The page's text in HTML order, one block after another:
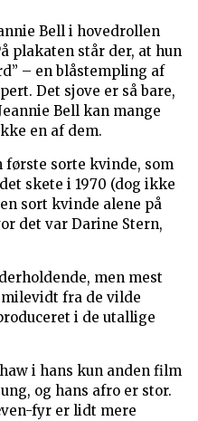
Bell i hovedrollen
plakaten står der, at hun
– en blåstempling af
Det sjove er så bare,
Bell kan mange
en af dem.
første sorte kvinde, som
skete i 1970 (dog ikke
sort kvinde alene på
det var Darine Stern,
men mest
fra de vilde
i de utallige
i hans kun anden film
og hans afro er stor.
fyr er lidt mere